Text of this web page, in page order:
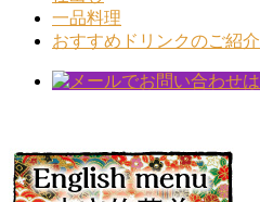
一品料理
おすすめドリンクのご紹介